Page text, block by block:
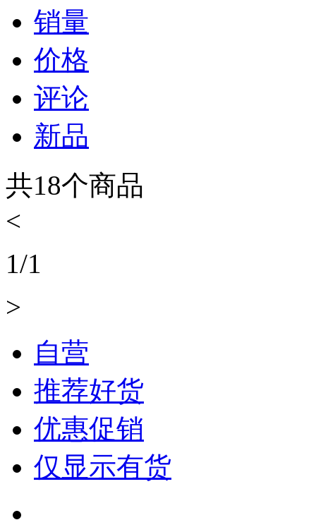
销量
价格
评论
新品
共18个商品
<
1/1
>
自营
推荐好货
优惠促销
仅显示有货